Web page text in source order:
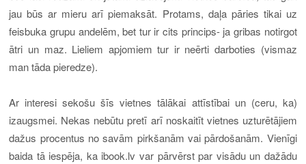
jau būs ar mieru arī piemaksāt. Protams, daļa pāries tikai uz
feisbuka grupu andelēm, bet tur ir cits princips- ja gribas notirgot
ātri un maz. Lieliem apjomiem tur ir neērti darboties (vismaz
man tāda pieredze).
Ar interesi sekošu šīs vietnes tālākai attīstībai un (ceru, ka)
izaugsmei. Nekas nebūtu pretī arī noskaitīt vietnes uzturētājiem
dažus procentus nosavām pirkšanām vai pārdošanām. Vienīgi
baida tā iespēja, ka ibook.lv var pārvērst par visādu un dažādu